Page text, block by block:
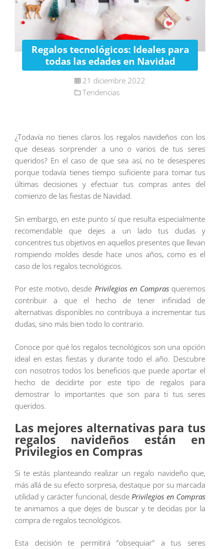
Regalos tecnológicos: Ideales para
todas las edades en Navidad
21 diciembre 2022
Tendencias
¿Todavía no tienes claros los regalos navideños con los
que deseas sorprender a uno o varios de tus seres
queridos? En el caso de que sea así, no te desesperes
porque todavía tienes tiempo suficiente para tomar tus
últimas decisiones y efectuar tus compras antes del
comienzo de las fiestas de Navidad.
Sin embargo, en este punto sí que resulta especialmente
recomendable que dejes a un lado tus dudas y
concentres tus objetivos en aquellos presentes que llevan
rompiendo moldes desde hace unos años, como es el
caso de los regalos tecnológicos.
Por este motivo, desde Privilegios en Comprasqueremos
contribuir a que el hecho de tener infinidad de
alternativas disponibles no contribuya a incrementar tus
dudas, sino más bien todo lo contrario.
Conoce por qué los regalos tecnológicos son una opción
ideal en estas fiestas y durante todo el año. Descubre
con nosotros todos los beneficios que puede aportar el
hecho de decidirte por este tipo de regalos para
demostrar lo importantes que son para ti tus seres
queridos.
Las mejores alternativas para tus
regalos navideños están en
Privilegios en Compras
Si te estás planteando realizar un regalo navideño que,
más allá de su efecto sorpresa, destaque por su marcada
utilidad y carácter funcional, desde Privilegios en Compras
te animamos a que dejes de buscar y te decidas por la
compra de regalos tecnológicos.
Esta decisión te permitirá “obsequiar” a tus seres